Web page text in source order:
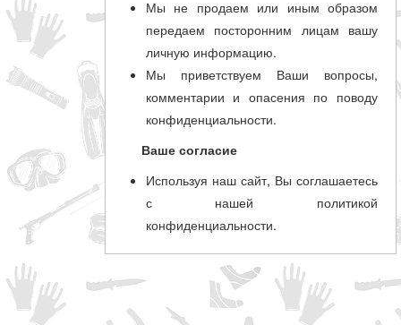
Мы не продаем или иным образом
передаем посторонним лицам вашу
личную информацию.
Мы приветствуем Ваши вопросы,
комментарии и опасения по поводу
конфиденциальности.
Ваше согласие
Используя наш сайт, Вы соглашаетесь
с нашей политикой
конфиденциальности.